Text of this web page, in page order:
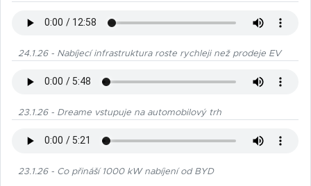
24.1.26 - Nabíjecí infrastruktura roste rychleji než prodeje EV
23.1.26 - Dreame vstupuje na automobilový trh
23.1.26 - Co přináší 1000 kW nabíjení od BYD